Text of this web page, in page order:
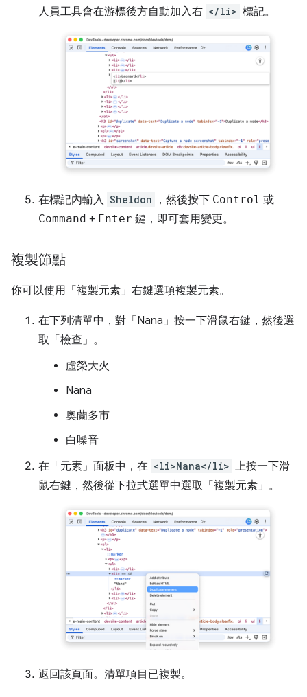
人員工具會在游標後方自動加入右 </li> 標記。
在標記內輸入 Sheldon ，然後按下 Control 或
Command + Enter 鍵，即可套用變更。
複製節點
你可以使用「複製元素」 右鍵選項複製元素。
在下列清單中，對「Nana」 按一下滑鼠右鍵，然後選
取「檢查」 。
虛榮大火
Nana
奧蘭多市
白噪音
在「元素」 面板中，在 <li>Nana</li> 上按一下滑
鼠右鍵，然後從下拉式選單中選取「複製元素」 。
返回該頁面。清單項目已複製。